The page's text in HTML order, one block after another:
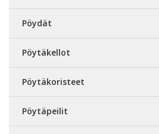
Pöydät
Pöytäkellot
Pöytäkoristeet
Pöytäpeilit